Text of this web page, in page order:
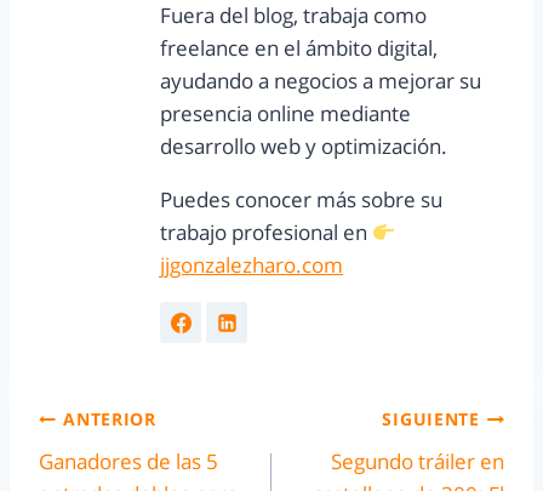
Fuera del blog, trabaja como
freelance en el ámbito digital,
ayudando a negocios a mejorar su
presencia online mediante
desarrollo web y optimización.
Puedes conocer más sobre su
trabajo profesional en
jjgonzalezharo.com
ANTERIOR
Ganadores de las 5
SIGUIENTE
Segundo tráiler en